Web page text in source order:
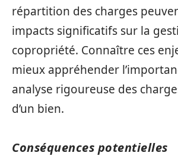
répartition des charges
impacts significatifs sur la
copropriété. Connaître ces
mieux appréhender
analyse rigoureuse des
d’un bien.
Conséquences potentielles